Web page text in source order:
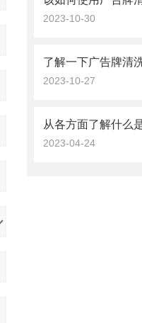
2023-10-30
2023-10-27
2023-04-24